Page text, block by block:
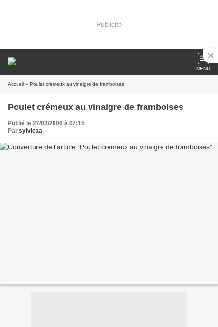
Publicité
MENU
Accueil » Poulet crémeux au vinaigre de framboises
Poulet crémeux au vinaigre de framboises
Publié le 27/03/2006 à 07:15
Par sylvieaa